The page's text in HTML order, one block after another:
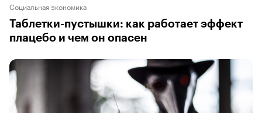
Социальная экономика
Таблетки-пустышки: как работает эффект
плацебо и чем он опасен